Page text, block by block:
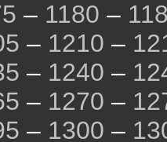
– 1180 –
– 1210 –
– 1240 –
– 1270 –
– 1300 –